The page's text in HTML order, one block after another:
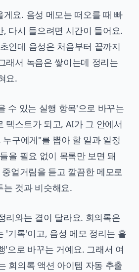
게요. 음성 메모는 떠오를 때 빠
, 다시 들으려면 시간이 들어요.
인데 음성은 처음부터 끝까지
래서 녹음은 쌓이는데 정리는
요.
수 있는 실행 항목'으로 바꾸는
텍스트가 되고, AI가 그 안에서
구에게"를 뽑아 할 일과 일정
을 필요 없이 목록만 보면 돼
얼거림을 듣고 깔끔한 메모로
는 것과 비슷해요.
리와는 결이 달라요. 회의록은
'기록'이고, 음성 메모 정리는 흩
'으로 바꾸는 거예요. 그래서 여
회의록 액션 아이템 자동 추출